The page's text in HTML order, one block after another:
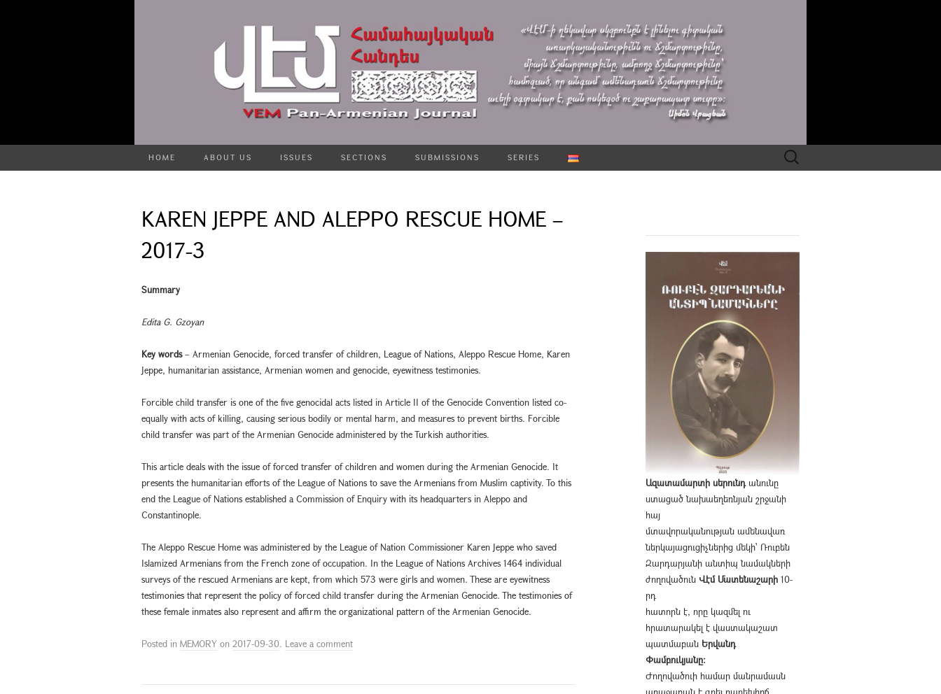
HOME ABOUT US ISSUES SECTIONS SUBMISSIONS SERIES
Search
for:
KAREN JEPPE AND ALEPPO RESCUE HOME –
2017-3
Summary
Edita G. Gzoyan
Key words– Armenian Genocide, forced transfer of children, League of Nations, Aleppo Rescue Home, Karen
Jeppe, humanitarian assistance, Armenian women and genocide, eyewitness testimonies.
Forcible child transfer is one of the five genocidal acts listed in Article II of the Genocide Convention listed co-
equally with acts of killing, causing serious bodily or mental harm, and measures to prevent births. Forcible
child transfer was part of the Armenian Genocide administered by the Turkish authorities.
This article deals with the issue of forced transfer of children and women during the Armenian Genocide. It
presents the humanitarian efforts of the League of Nations to save the Armenians from Muslim captivity. To this
end the League of Nations established a Commission of Enquiry with its headquarters in Aleppo and
Constantinople.
The Aleppo Rescue Home was administered by the League of Nation Commissioner Karen Jeppe who saved
Islamized Armenians from the French zone of occupation. In the League of Nations Archives 1464 individual
surveys of the rescued Armenians are kept, from which 573 were girls and women. These are eyewitness
testimonies that represent the policy of forced child transfer during the Armenian Genocide. The testimonies of
these female inmates also represent and affirm the organizational pattern of the Armenian Genocide.
Posted in MEMORY on 2017-09-30. Leave a comment
Ազատամարտի սերունդանունը
ստացած նախաեղեռնյան շրջանի
հայ
մտավորականության ամենավառ
ներկայացուցիչներից մեկի՝ Ռուբեն
Զարդարյանի անտիպ նամակների
ժողովածուն Վէմ Մատենաշարի 10-
րդ
հատորն է, որը կազմել ու
հրատարակել է վաստակաշատ
պատմաբան Երվանդ
Փամբուկյանը։
Ժողովածուի համար մանրամասն